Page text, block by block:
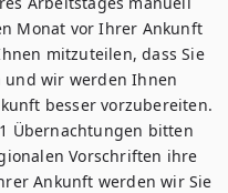
Monat vor Ihrer Ankunft
mitzuteilen, dass Sie
und wir werden Ihnen
besser vorzubereiten.
Übernachtungen bitten
Vorschriften ihre
Ankunft werden wir Sie